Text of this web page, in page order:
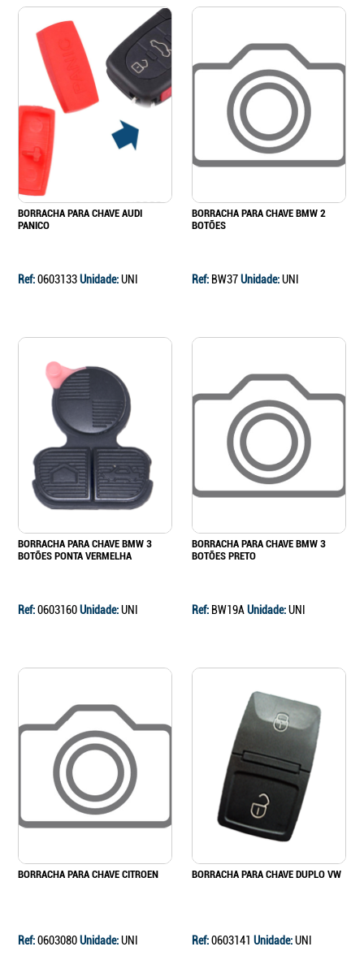
BORRACHA PARA CHAVE AUDI
PANICO
Ref:0603133Unidade:UNI
BORRACHA PARA CHAVE BMW 2
BOTÕES
Ref: BW37Unidade:UNI
BORRACHA PARA CHAVE BMW 3
BOTÕES PONTA VERMELHA
Ref:0603160Unidade:UNI
BORRACHA PARA CHAVE BMW 3
BOTÕES PRETO
Ref: BW19AUnidade:UNI
BORRACHA PARA CHAVE CITROEN
Ref:0603080Unidade:UNI
BORRACHA PARA CHAVE DUPLO VW
Ref:0603141 Unidade:UNI